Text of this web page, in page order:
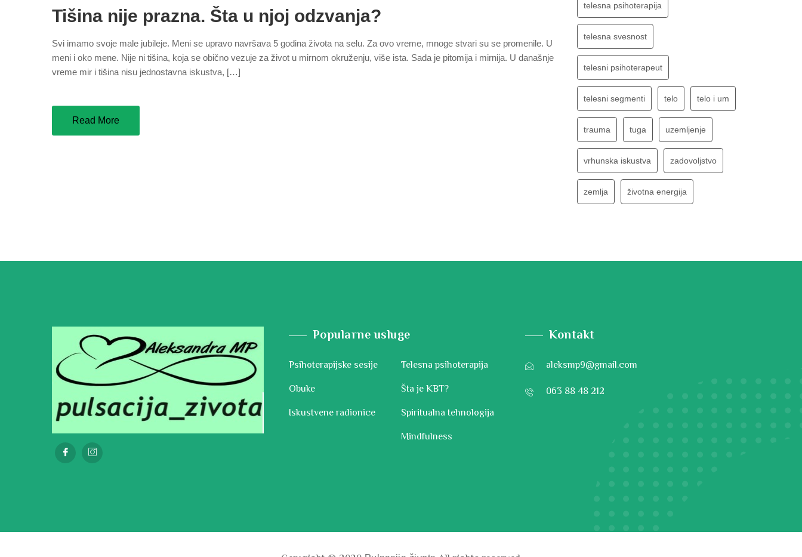
Tišina nije prazna. Šta u njoj odzvanja?
Svi imamo svoje male jubileje. Meni se upravo navršava 5 godina života na selu. Za ovo vreme, mnoge stvari su se promenile. U
meni i oko mene. Nije ni tišina, koja se obično vezuje za život u mirnom okruženju, više ista. Sada je pitomija i mirnija. U današnje
vreme mir i tišina nisu jednostavna iskustva, […]
Read More
telesna psihoterapija
telesna svesnost
telesni psihoterapeut
telesni segmenti telo telo i um
trauma tuga uzemljenje
vrhunska iskustva zadovoljstvo
zemlja životna energija
Popularne usluge
Psihoterapijske sesije
Obuke
Iskustvene radionice
Telesna psihoterapija
Šta je KBT?
Spiritualna tehnologija
Mindfulness
Kontakt
aleksmp9@gmail.com
063 88 48 212